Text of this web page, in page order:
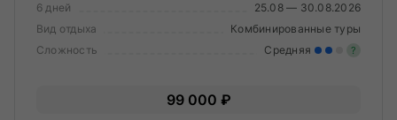
Пн-Пт:10:00–20:00
11:00–20:00
6 дней
25.08 — 30.08.2026
Вид отдыха
Комбинированные туры
Сложность
Средняя ?
99 000 ₽